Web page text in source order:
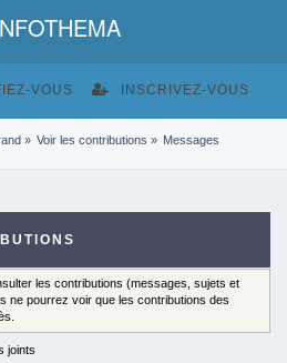
VOUS INSCRIVEZ-VOUS
» Voir les contributions » Messages
les contributions (messages, sujets et
ne pourrez voir que les contributions des
joints